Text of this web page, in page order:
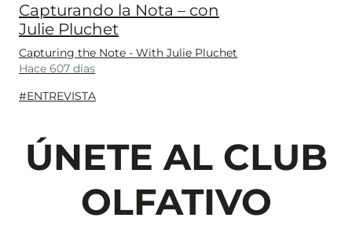
Capturando la Nota – con
Julie Pluchet
Capturing the Note - With Julie Pluchet
Hace 607 días
#ENTREVISTA
ÚNETE AL CLUB
OLFATIVO